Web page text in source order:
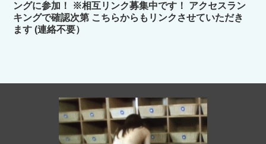
ングに参加！ ※相互リンク募集中です！ アクセスラン
キングで確認次第 こちらからもリンクさせていただき
ます (連絡不要）